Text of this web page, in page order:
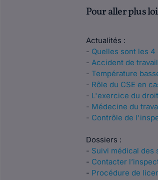
Pour aller plus
Actualités :
- Quelles sont les
- Accident de
- Température
- Rôle du CSE en
- L'exercice du
- Médecine du
- Contrôle de
Dossiers :
- Suivi médical des
- Contacter
- Procédure de